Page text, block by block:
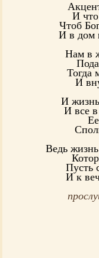
И что
Чтоб
И в дом
Нам в
Тогда
И
И
И все
Ведь
Пусть
И к